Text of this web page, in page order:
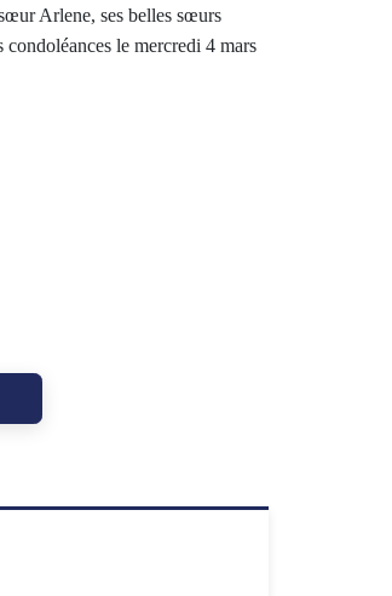
Arlene, ses belles sœurs
le mercredi 4 mars